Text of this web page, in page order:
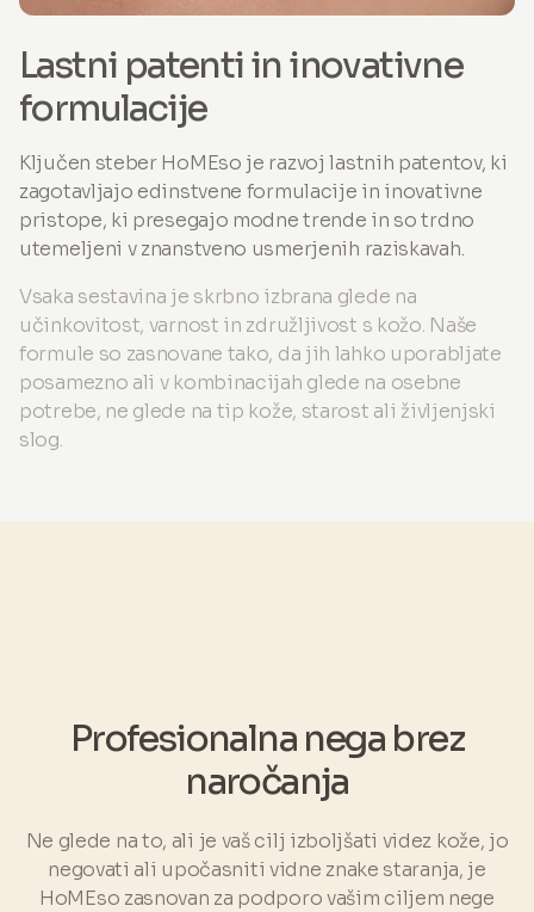
Lastni patenti in inovativne
formulacije
Ključen steber HoMEso je razvoj lastnih patentov, ki
zagotavljajo edinstvene formulacije in inovativne
pristope, ki presegajo modne trende in so trdno
utemeljeni v znanstveno usmerjenih raziskavah.
Vsaka sestavina je skrbno izbrana glede na
učinkovitost, varnost in združljivost s kožo. Naše
formule so zasnovane tako, da jih lahko uporabljate
posamezno ali v kombinacijah glede na osebne
potrebe, ne glede na tip kože, starost ali življenjski
slog.
Profesionalna nega brez
naročanja
Ne glede na to, ali je vaš cilj izboljšati videz kože, jo
negovati ali upočasniti vidne znake staranja, je
HoMEso zasnovan za podporo vašim ciljem nege